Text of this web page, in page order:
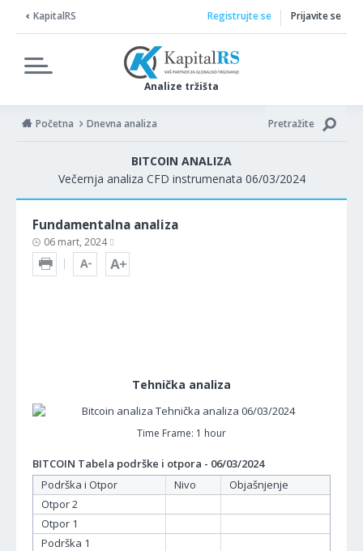
KapitalRS
Analize tržišta
Registrujte se Prijavite se
Početna Dnevna analiza Pretražite
BITCOIN ANALIZA
Večernja analiza CFD instrumenata 06/03/2024
Fundamentalna analiza
06 mart, 2024
Tehnička analiza
Time Frame: 1 hour
BITCOIN Tabela podrške i otpora - 06/03/2024
Podrška i Otpor
Nivo
Objašnjenje
Otpor 2
Otpor 1
Podrška 1